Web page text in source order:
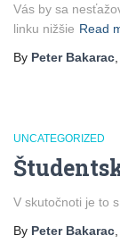
Vás by sa
linku nižšie Read
By Peter Bakarac
UNCATEGORIZED
V skutočnoti je to
By Peter Bakarac